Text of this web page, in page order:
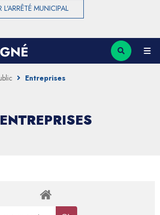
L'ARRÊTÉ MUNICIPAL
Entreprises
ENTREPRISES